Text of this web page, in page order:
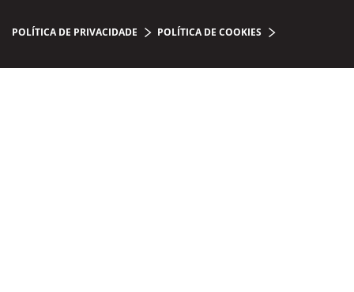
POLÍTICA DE PRIVACIDADE POLÍTICA DE COOKIES